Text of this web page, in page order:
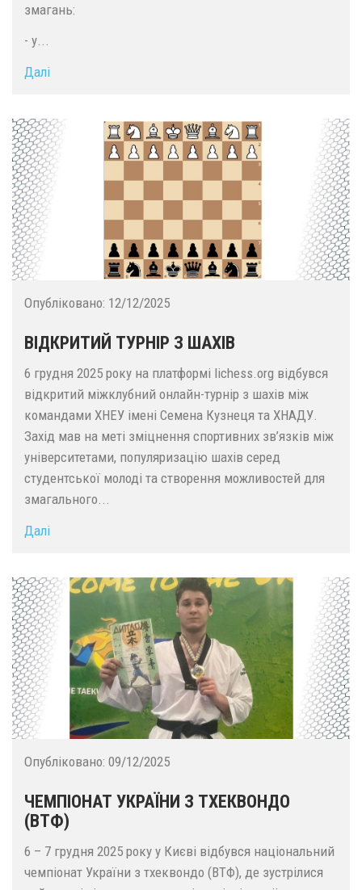
змагань:
- у...
Далі
Опубліковано: 12/12/2025
ВІДКРИТИЙ ТУРНІР З ШАХІВ
6 грудня 2025 року на платформі lichess.org відбувся
відкритий міжклубний онлайн-турнір з шахів між
командами ХНЕУ імені Семена Кузнеця та ХНАДУ.
Захід мав на меті зміцнення спортивних зв’язків між
університетами, популяризацію шахів серед
студентської молоді та створення можливостей для
змагального...
Далі
Опубліковано: 09/12/2025
ЧЕМПІОНАТ УКРАЇНИ З ТХЕКВОНДО
(ВТФ)
6 – 7 грудня 2025 року у Києві відбувся національний
чемпіонат України з тхеквондо (ВТФ), де зустрілися